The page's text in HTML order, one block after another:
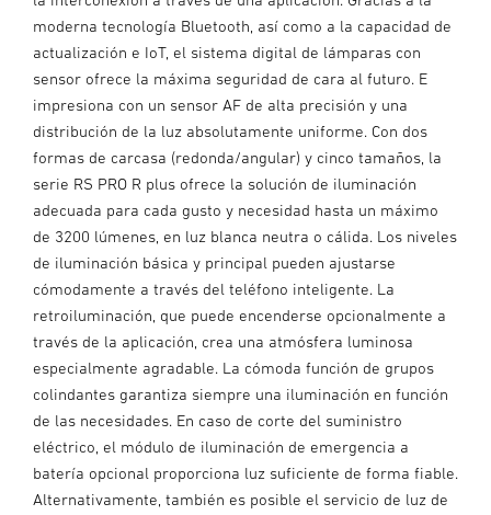
moderna tecnología Bluetooth, así como a la capacidad de
actualización e IoT, el sistema digital de lámparas con
sensor ofrece la máxima seguridad de cara al futuro. E
impresiona con un sensor AF de alta precisión y una
distribución de la luz absolutamente uniforme. Con dos
formas de carcasa (redonda/angular) y cinco tamaños, la
serie RS PRO R plus ofrece la solución de iluminación
adecuada para cada gusto y necesidad hasta un máximo
de 3200 lúmenes, en luz blanca neutra o cálida. Los niveles
de iluminación básica y principal pueden ajustarse
cómodamente a través del teléfono inteligente. La
retroiluminación, que puede encenderse opcionalmente a
través de la aplicación, crea una atmósfera luminosa
especialmente agradable. La cómoda función de grupos
colindantes garantiza siempre una iluminación en función
de las necesidades. En caso de corte del suministro
eléctrico, el módulo de iluminación de emergencia a
batería opcional proporciona luz suficiente de forma fiable.
Alternativamente, también es posible el servicio de luz de